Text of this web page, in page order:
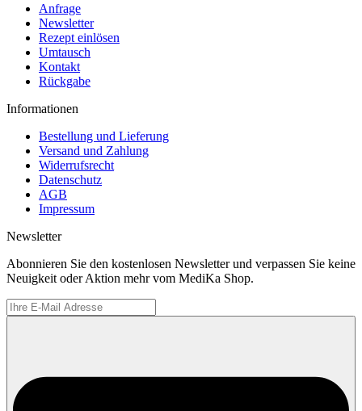
Anfrage
Newsletter
Rezept einlösen
Umtausch
Kontakt
Rückgabe
Informationen
Bestellung und Lieferung
Versand und Zahlung
Widerrufsrecht
Datenschutz
AGB
Impressum
Newsletter
Abonnieren Sie den kostenlosen Newsletter und verpassen Sie keine
Neuigkeit oder Aktion mehr vom MediKa Shop.